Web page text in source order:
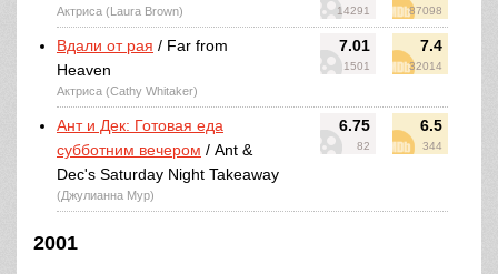
14291 87098
Актриса (Laura Brown)
7.01
1501
7.4
32014
Вдали от рая / Far from
Heaven
Актриса (Cathy Whitaker)
6.75
82
6.5
344
Ант и Дек: Готовая еда
субботним вечером / Ant &
Dec's Saturday Night Takeaway
(Джулианна Мур)
2001